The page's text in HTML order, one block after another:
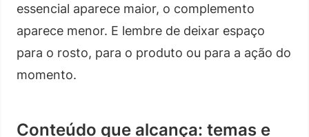
essencial aparece maior, o complemento
aparece menor. E lembre de deixar espaço
para o rosto, para o produto ou para a ação do
momento.
Conteúdo que alcança: temas e